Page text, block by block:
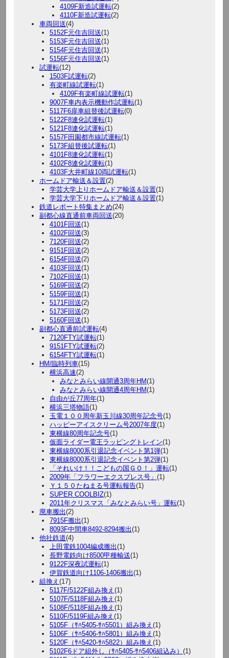
4109F新造試運転(2)
4110F新造試運転(2)
車両回送(4)
5152F元住吉回送(1)
5153F元住吉回送(1)
5154F元住吉回送(1)
5156F元住吉回送(1)
試運転(12)
1503F試運転(2)
有楽町線試運転(1)
4109F有楽町線試運転(1)
9007F車内表示機動作試運転(1)
5117F6扉車組替後試運転(0)
5122F8連化試運転(1)
5121F8連化試運転(1)
5157F田園都市線試運転(1)
5173F組替後試運転(1)
4101F8連化試運転(1)
4102F8連化試運転(1)
4103F大井町線10両試運転(1)
ホームドア輸送＆設置(2)
学芸大学上りホームドア輸送＆設置(1)
学芸大学下りホームドア輸送＆設置(1)
鉄道レポート特集まとめ(24)
副都心線直通前車両回送(20)
4101F回送(1)
4102F回送(3)
7120F回送(2)
9151F回送(2)
6154F回送(2)
4103F回送(1)
7102F回送(1)
5169F回送(2)
5159F回送(1)
5171F回送(2)
5173F回送(2)
5160F回送(1)
副都心直通前試運転(4)
7120FTY試運転(1)
9151FTY試運転(2)
6154FTY試運転(1)
HM/臨時列車(15)
横浜高速(2)
みなとみらい線開通3周年HM(1)
みなとみらい線開通4周年HM(1)
自由が丘77周年(1)
横浜三塔物語(1)
玉電１００周年新玉川線30周年記念号(1)
ハッピーアイスクリーム号2007年度(1)
東横線80周年記念号(1)
仮面ライダー電王ラッピングトレイン(1)
東横線8000系引退記念イベント第1弾(1)
東横線8000系引退記念イベント第2弾(1)
「それいけ！！こどもの国ＧＯ！」運転(1)
2009年「フラワーエクスプレス号」 (1)
Ｙ１５０たねまる号運転報告(1)
SUPER COOLBIZ(1)
2011年クリスマス「みなとみらい号」運転(1)
廃車搬出(2)
7915F搬出(1)
8093F中間車8492-8294搬出(1)
他社鉄道(4)
上田電鉄1004編成搬出(1)
長野電鉄向け8500甲種輸送(1)
9122F深夜試運転(1)
伊賀鉄道向け1106-1406搬出(1)
組換え (17)
5117F/5122F組み換え (1)
5107F/5118F組み換え (1)
5108F/5118F組み換え (1)
5110F/5119F組み換え (1)
5105F（ｻﾊ5405-ｻﾊ5501）組み換え (1)
5106F（ｻﾊ5406-ｻﾊ5801）組み換え (1)
5120F（ｻﾊ5420-ｻﾊ5822）組み換え (1)
5102F6ドア組外し（ｻﾊ5405-ｻﾊ5406組込み） (1)